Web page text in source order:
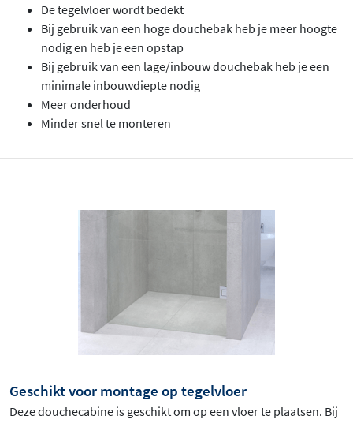
De tegelvloer wordt bedekt
Bij gebruik van een hoge douchebak heb je meer hoogte
nodig en heb je een opstap
Bij gebruik van een lage/inbouw douchebak heb je een
minimale inbouwdiepte nodig
Meer onderhoud
Minder snel te monteren
Geschikt voor montage op tegelvloer
Deze douchecabine is geschikt om op een vloer te plaatsen. Bij